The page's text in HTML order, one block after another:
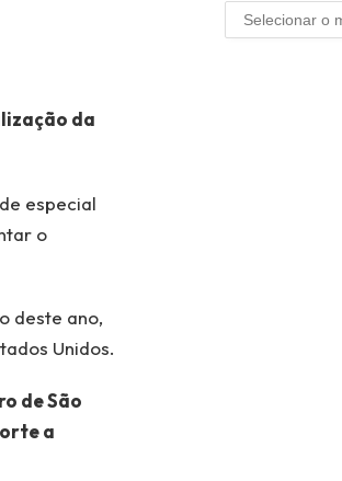
da
especial
o
deste ano,
Unidos.
de São
a
ARQUIVO